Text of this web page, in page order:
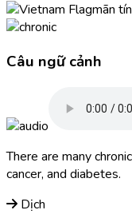
mãn
Câu ngữ cảnh
There are many
cancer, and diabetes.
Dịch